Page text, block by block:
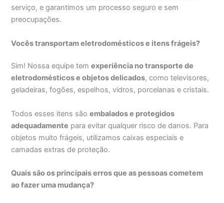
serviço, e garantimos um processo seguro e sem
preocupações.
Vocês transportam eletrodomésticos e itens frágeis?
Sim! Nossa equipe temexperiência no transporte de
eletrodomésticos e objetos delicados, como televisores,
geladeiras, fogões, espelhos, vidros, porcelanas e cristais.
Todos esses itens sãoembalados e protegidos
adequadamente para evitar qualquer risco de danos. Para
objetos muito frágeis, utilizamos caixas especiais e
camadas extras de proteção.
Quais são os principais erros que as pessoas cometem
ao fazer uma mudança?